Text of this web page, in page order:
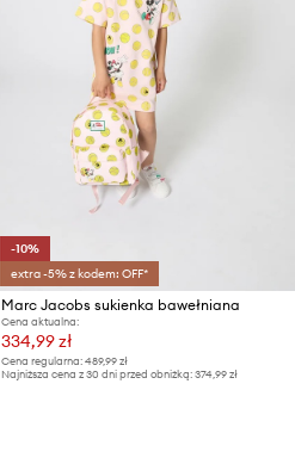
-10%
extra -5% z kodem: OFF*
Marc Jacobs sukienka bawełniana
Cena aktualna:
334,99 zł
Cena regularna: 489,99 zł
Najniższa cena z 30 dni przed obniżką: 374,99 zł